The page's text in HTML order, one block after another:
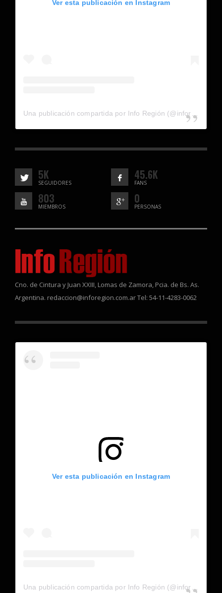
Ver esta publicación en Instagram
Una publicación compartida por Info Región (@inforegion_redes)
5K
SEGUIDORES
45.6K
FANS
803
MIEMBROS
0
PERSONAS
Cno. de Cintura y Juan XXIII, Lomas de Zamora, Pcia. de Bs. As.
Argentina. redaccion@inforegion.com.ar Tel: 54-11-4283-0062
Ver esta publicación en Instagram